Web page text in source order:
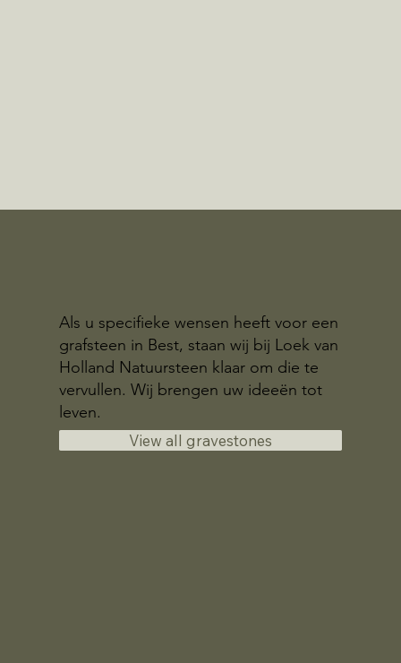
Als u specifieke wensen heeft voor een
grafsteen in Best, staan wij bij Loek van
Holland Natuursteen klaar om die te
vervullen. Wij brengen uw ideeën tot
leven.
View all gravestones